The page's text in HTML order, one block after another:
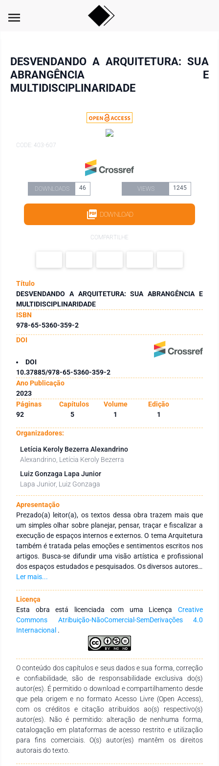
menu
DESVENDANDO A ARQUITETURA: SUA
ABRANGÊNCIA E
MULTIDISCIPLINARIDADE
CODE: 403-607
DOWNLOADS 46 VIEWS 1245
DOWNLOAD
COMPARTILHE
Título
DESVENDANDO A ARQUITETURA: SUA ABRANGÊNCIA E
MULTIDISCIPLINARIDADE
ISBN
978-65-5360-359-2
DOI
DOI
10.37885/978-65-5360-359-2
Ano Publicação
2023
Páginas
Capítulos Volume
Edição
92
5 1 1
Organizadores:
Letícia Keroly Bezerra Alexandrino
Alexandrino, Letícia Keroly Bezerra
Luiz Gonzaga Lapa Junior
Lapa Junior, Luiz Gonzaga
Apresentação
Prezado(a) leitor(a), os textos dessa obra trazem mais que
um simples olhar sobre planejar, pensar, traçar e fiscalizar a
execução de espaços internos e externos. O tema Arquitetura
também é tratada pelas emoções e sentimentos escritos nos
artigos. Busca-se difundir uma visão artística e profissional
dos espaços estudados e pesquisados. Os diversos autores e
autoras desta obra apresentaram, além de conhecimento,
mais variados níveis de ensino e culturas diversificadas,
integrando diversas temáticas para fomentar o ideário de
Arquitetura. Recentemente, a Arquitetura tem tido grande
repercussão na criatividade em estimular novos espaços,
visando ambientes agradáveis e acréscimo de sentimento de
bem-estar no ambiente. Esta obra apresenta trabalhos que
visam novos olhares e perspectivas para um conceito que se
tornou muito popular nos últimos anos: a Arquitetura para o
bem-estar. O conjunto de trabalhos desta obra permitirá que
você, leitor e leitora, se apropriem de temas que sirvam de
instrumentos para aprimorar seus saberes. Aos autores e
autoras que compartilharam seus conhecimentos, nossos
agradecimentos pela dedicação e parceria no caminho do
aprimoramento e concretude dessa bela obra que se constrói.
Ler mais...
Licença
Esta obra está licenciada com uma Licença Creative
Commons Atribuição-NãoComercial-SemDerivações 4.0
Internacional .
O conteúdo dos capítulos e seus dados e sua forma, correção
e confiabilidade, são de responsabilidade exclusiva do(s)
autor(es). É permitido o download e compartilhamento desde
que pela origem e no formato Acesso Livre (Open Access),
com os créditos e citação atribuídos ao(s) respectivo(s)
autor(es). Não é permitido: alteração de nenhuma forma,
catalogação em plataformas de acesso restrito e utilização
para fins comerciais. O(s) autor(es) mantêm os direitos
autorais do texto.